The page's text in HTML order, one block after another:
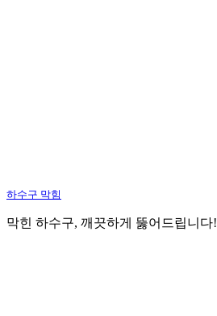
하수구 막힘
막힌 하수구, 깨끗하게 뚫어드립니다!